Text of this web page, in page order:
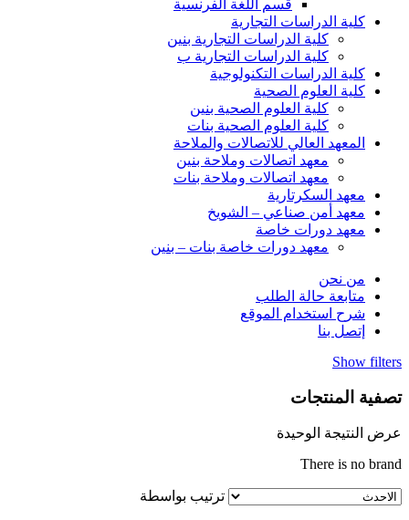
قسم اللغة الفرنسية
كلية الدراسات التجارية
كلية الدراسات التجارية بنين
كلية الدراسات التجارية ب
كلية الدراسات التكنولوجية
كلية العلوم الصحية
كلية العلوم الصحية بنين
كلية العلوم الصحية بنات
المعهد العالي للاتصالات والملاحة
معهد اتصالات وملاحة بنين
معهد اتصالات وملاحة بنات
معهد السكرتارية
معهد أمن صناعي – الشويخ
معهد دورات خاصة
معهد دورات خاصة بنات – بنين
من نحن
متابعة حالة الطلب
شرح استخدام الموقع
إتصل بنا
Show filters
تصفية المنتجات
عرض النتيجة الوحيدة
There is no brand
ترتيب بواسطة